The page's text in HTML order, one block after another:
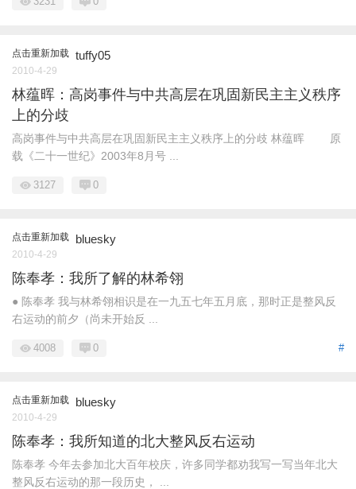
点击重新加载 tuffy05
2010-4-29
林蕴晖：高岗事件与中共高层在巩固新民主主义秩序
上的分歧
高岗事件与中共高层在巩固新民主主义秩序上的分歧 林蕴晖 原
载《二十一世纪》2003年8月号 ...
3127 0
点击重新加载 bluesky
2010-4-29
陈奉孝：我所了解的林希翎
● 陈奉孝 我与林希翎相识是在一九五七年五月底，那时正是整风反
右运动的前夕（尚未开始反 ...
#
4008 0
点击重新加载 bluesky
2010-4-29
陈奉孝：我所知道的北大整风反右运动
陈奉孝 今年去参加北大百年校庆，许多同学都劝我写一写当年北大
整风反右运动的那一段历史， ...